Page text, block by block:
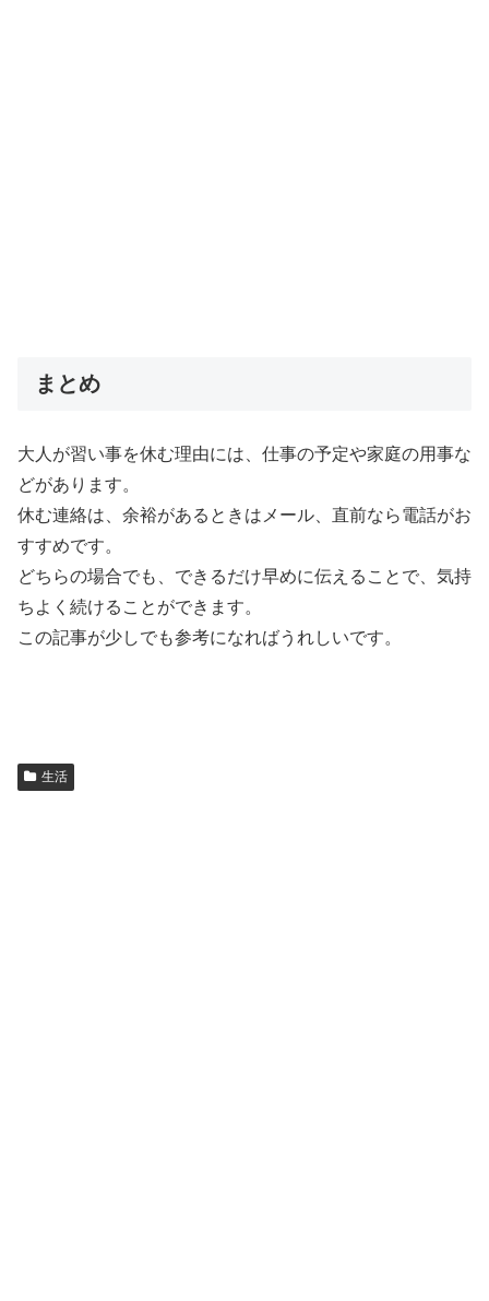
まとめ
大人が習い事を休む理由には、仕事の予定や家庭の用事な
どがあります。
休む連絡は、余裕があるときはメール、直前なら電話がお
すすめです。
どちらの場合でも、できるだけ早めに伝えることで、気持
ちよく続けることができます。
この記事が少しでも参考になればうれしいです。
生活